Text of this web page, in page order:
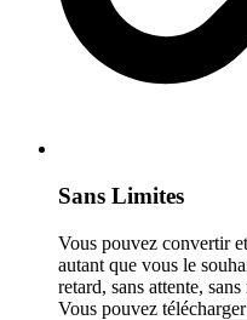
Sans Limites
Vous pouvez convertir
autant que vous le
retard, sans attente,
Vous pouvez